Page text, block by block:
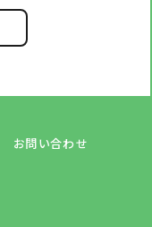
お問い合わせ